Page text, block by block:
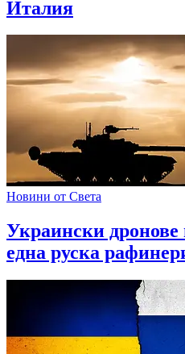
Италия
Новини от Света
Украински
една руска